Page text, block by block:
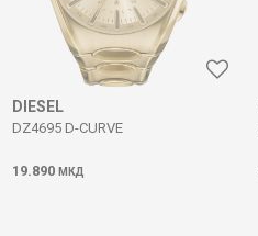
DIESEL
DZ4695 D-CURVE
19.890 МКД